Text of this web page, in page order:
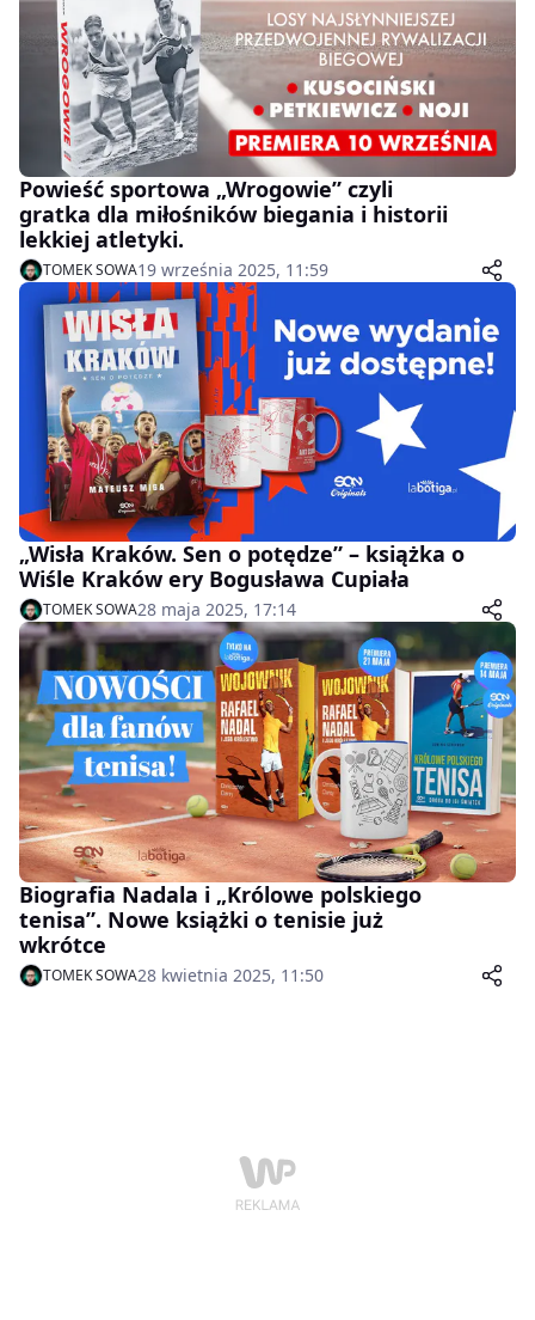
Powieść sportowa „Wrogowie” czyli
gratka dla miłośników biegania i historii
lekkiej atletyki.
TOMEK SOWA19 września 2025, 11:59
„Wisła Kraków. Sen o potędze” – książka o
Wiśle Kraków ery Bogusława Cupiała
TOMEK SOWA28 maja 2025, 17:14
Biografia Nadala i „Królowe polskiego
tenisa”. Nowe książki o tenisie już
wkrótce
TOMEK SOWA28 kwietnia 2025, 11:50